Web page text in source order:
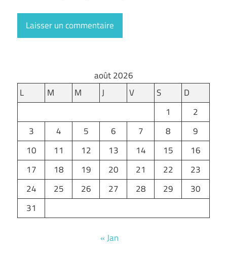
août 2026
L
M M J V S
D
1
2
3
4 5 6 7 8
9
10
11 12 13 14 15
16
17
18 19 20 21 22
23
24
25 26 27 28 29
30
31
« Jan